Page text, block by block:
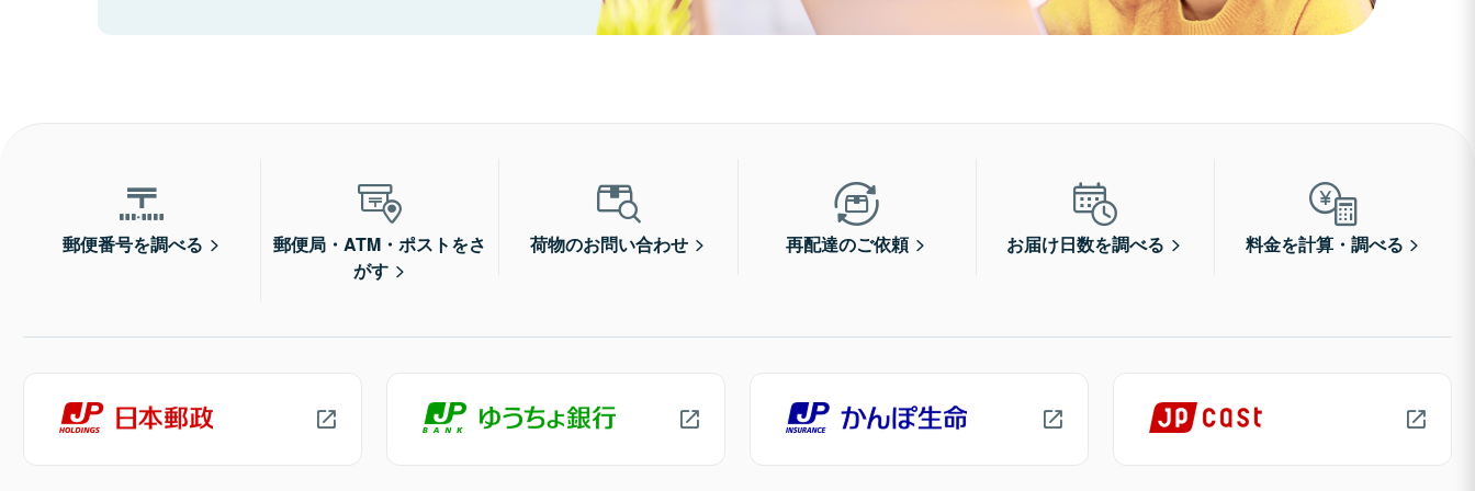
郵便番号を調べる
郵便局・ATM・ポストをさ
がす
荷物のお問い合わせ 再配達のご依頼 お届け日数を調べる 料金を計算・調べる